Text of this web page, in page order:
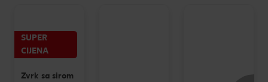
SUPER
CIJENA
Zvrk sa sirom